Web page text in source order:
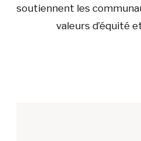
soutiennent les
valeurs d’équité